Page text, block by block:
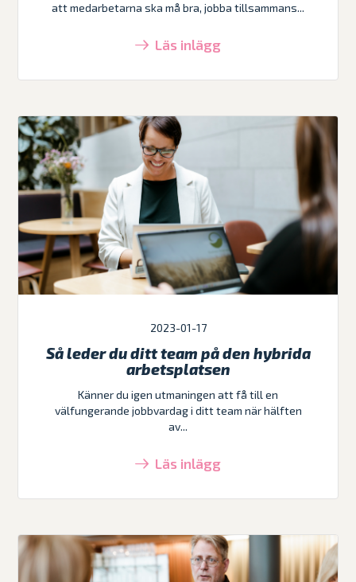
att medarbetarna ska må bra, jobba tillsammans...
Läs inlägg
2023-01-17
Så leder du ditt team på den hybrida
arbetsplatsen
Känner du igen utmaningen att få till en
välfungerande jobbvardag i ditt team när hälften
av...
Läs inlägg